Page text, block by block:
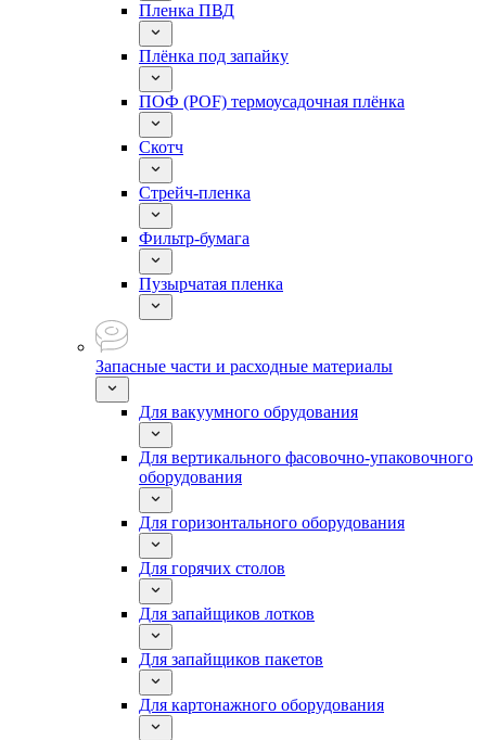
Пленка ПВД
Плёнка под запайку
ПОФ (POF) термоусадочная плёнка
Скотч
Стрейч-пленка
Фильтр-бумага
Пузырчатая пленка
Запасные части и расходные материалы
Для вакуумного обрудования
Для вертикального фасовочно-упаковочного
оборудования
Для горизонтального оборудования
Для горячих столов
Для запайщиков лотков
Для запайщиков пакетов
Для картонажного оборудования